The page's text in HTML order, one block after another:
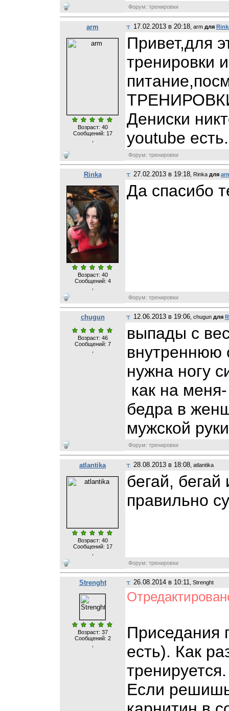
Форум: тренировки
arm 17.02.2013 в 20:18 , arm для
Возраст: 40
Сообщений: 17
Привет,для
тренировки
Дениски
youtube
Форум: тренировки
Rinka 27.02.2013 в 19:18 , Rinka для
Возраст: 40
Сообщений: 4
Да спасибо
Форум: тренировки
chugun 12.06.2013 в 19:06 , chugun для
Возраст: 46
Сообщений: 7
выпады с
внутреннюю
нужна ногу
как на
бедра в
мужской
Форум: тренировки
atlantika 28.08.2013 в 18:08 , atlantika
Возраст: 40
Сообщений: 17
бегай,
правильно
Форум: тренировки
Strenght 26.08.2014 в 10:11 , Strenght
Возраст: 37
Сообщений: 2
Приседания
есть). Как
тренируется.
Если